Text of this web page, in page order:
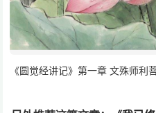
《圆觉经讲记》第一章 文